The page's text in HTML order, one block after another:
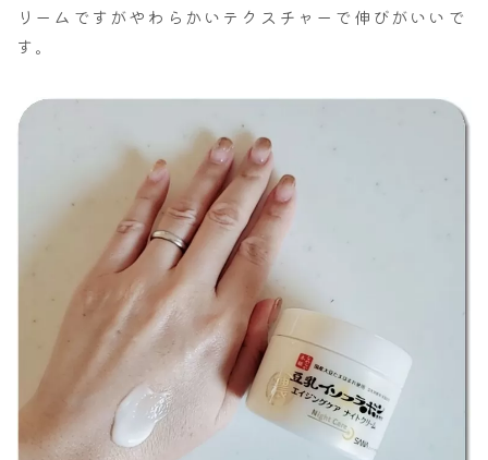
リームですがやわらかいテクスチャーで伸びがいいで
す。